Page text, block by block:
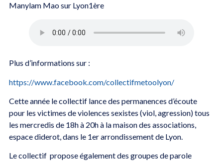
Manylam Mao sur Lyon1ère
Plus d’informations sur :
https://www.facebook.com/collectifmetoolyon/
Cette année le collectif lance des permanences d’écoute
pour les victimes de violences sexistes (viol, agression) tous
les mercredis de 18h à 20h à la maison des associations,
espace diderot, dans le 1er arrondissement de Lyon.
Le collectif propose également des groupes de parole